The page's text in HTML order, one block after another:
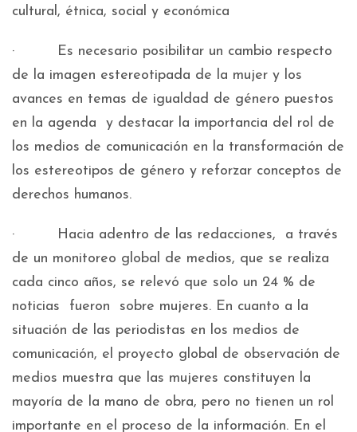
cultural, étnica, social y económica
· Es necesario posibilitar un cambio respecto
de la imagen estereotipada de la mujer y los
avances en temas de igualdad de género puestos
en la agenda y destacar la importancia del rol de
los medios de comunicación en la transformación de
los estereotipos de género y reforzar conceptos de
derechos humanos.
· Hacia adentro de las redacciones, a través
de un monitoreo global de medios, que se realiza
cada cinco años, se relevó que solo un 24 % de
noticias fueron sobre mujeres. En cuanto a la
situación de las periodistas en los medios de
comunicación, el proyecto global de observación de
medios muestra que las mujeres constituyen la
mayoría de la mano de obra, pero no tienen un rol
importante en el proceso de la información. En el